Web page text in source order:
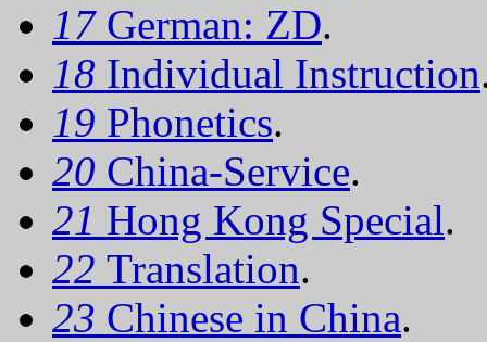
17 German: ZD.
18 Individual Instruction
19 Phonetics.
20 China-Service.
21 Hong Kong Special.
22 Translation.
23 Chinese in China.